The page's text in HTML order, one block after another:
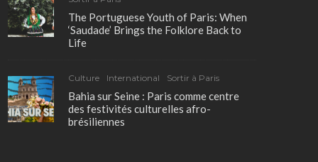
The Portuguese Youth of Paris: When
‘Saudade’ Brings the Folklore Back to
Life
Culture International Sortir à Paris
Bahia sur Seine : Paris comme centre
des festivités culturelles afro-
brésiliennes